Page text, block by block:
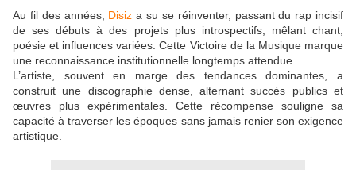
Au fil des années, Disiz a su se réinventer, passant du rap incisif
de ses débuts à des projets plus introspectifs, mêlant chant,
poésie et influences variées. Cette Victoire de la Musique marque
une reconnaissance institutionnelle longtemps attendue.
L’artiste, souvent en marge des tendances dominantes, a
construit une discographie dense, alternant succès publics et
œuvres plus expérimentales. Cette récompense souligne sa
capacité à traverser les époques sans jamais renier son exigence
artistique.